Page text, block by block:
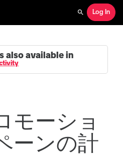
Search
Log In
also available in
モーショ
ーンの計